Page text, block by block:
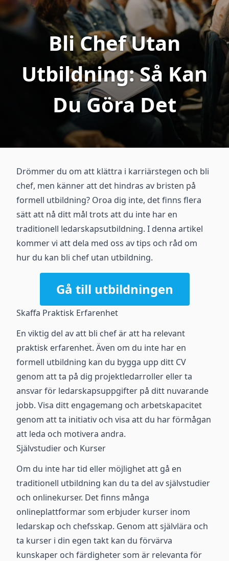
Bli Chef Utan
Utbildning: Så Kan
Du Göra Det
Drömmer du om att klättra i karriärstegen och bli
chef, men känner att det hindras av bristen på
formell utbildning? Oroa dig inte, det finns flera
sätt att nå ditt mål trots att du inte har en
traditionell ledarskapsutbildning. I denna artikel
kommer vi att dela med oss av tips och råd om
hur du kan bli chef utan utbildning.
Gå till utbildningen
Skaffa Praktisk Erfarenhet
En viktig del av att bli chef är att ha relevant
praktisk erfarenhet. Även om du inte har en
formell utbildning kan du bygga upp ditt CV
genom att ta på dig projektledarroller eller ta
ansvar för ledarskapsuppgifter på ditt nuvarande
jobb. Visa ditt engagemang och arbetskapacitet
genom att ta initiativ och visa att du har förmågan
att leda och motivera andra.
Självstudier och Kurser
Om du inte har tid eller möjlighet att gå en
traditionell utbildning kan du ta del av självstudier
och onlinekurser. Det finns många
onlineplattformar som erbjuder kurser inom
ledarskap och chefsskap. Genom att självlära och
ta kurser i din egen takt kan du förvärva
kunskaper och färdigheter som är relevanta för